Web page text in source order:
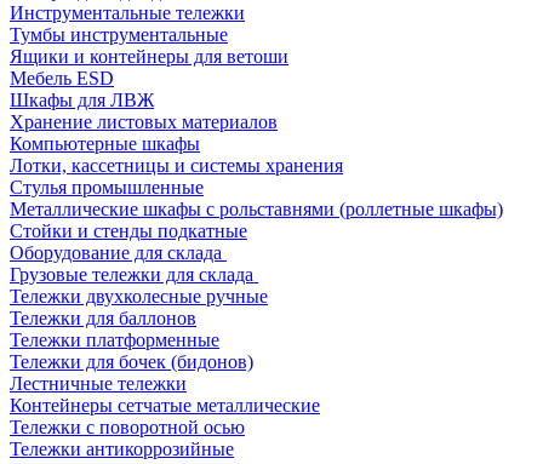
Инструментальные тележки
Тумбы инструментальные
Ящики и контейнеры для ветоши
Мебель ESD
Шкафы для ЛВЖ
Хранение листовых материалов
Компьютерные шкафы
Лотки, кассетницы и системы хранения
Стулья промышленные
Металлические шкафы с рольставнями (роллетные шкафы)
Стойки и стенды подкатные
Оборудование для склада
Грузовые тележки для склада
Тележки двухколесные ручные
Тележки для баллонов
Тележки платформенные
Тележки для бочек (бидонов)
Лестничные тележки
Контейнеры сетчатые металлические
Тележки с поворотной осью
Тележки антикоррозийные